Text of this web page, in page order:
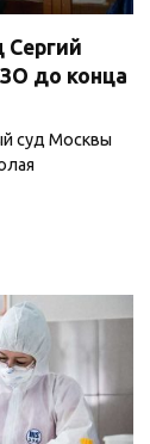
Сергий
до конца
суд Москвы